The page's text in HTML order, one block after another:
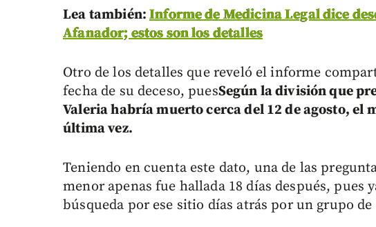
Lea también:Informe de Medicina Legal dice
Afanador; estos son los detalles
Otro de los detalles que reveló el informe
fecha de su deceso, puesSegún la división que
Valeria habría muerto cerca del 12 de agosto, el
última vez.
Teniendo en cuenta este dato, una de las
menor apenas fue hallada 18 días después, pues
búsqueda por ese sitio días atrás por un grupo de